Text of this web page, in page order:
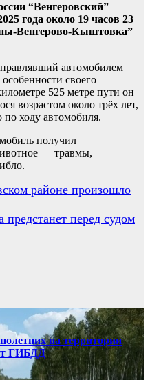
“Венгеровский”
года около 19 часов 23
Венгерово-Кыштовка”
автомобилем
своего
525 метре пути он
возрастом около трёх лет,
по ходу автомобиля.
получил
— травмы,
районе произошло
перед судом
на территории
ГИБДД